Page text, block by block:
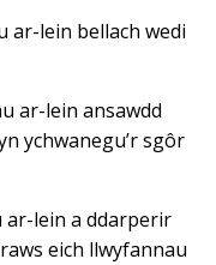
ar-lein bellach wedi
ar-lein ansawdd
ychwanegu’r sgôr
ar-lein a ddarperir
eich llwyfannau